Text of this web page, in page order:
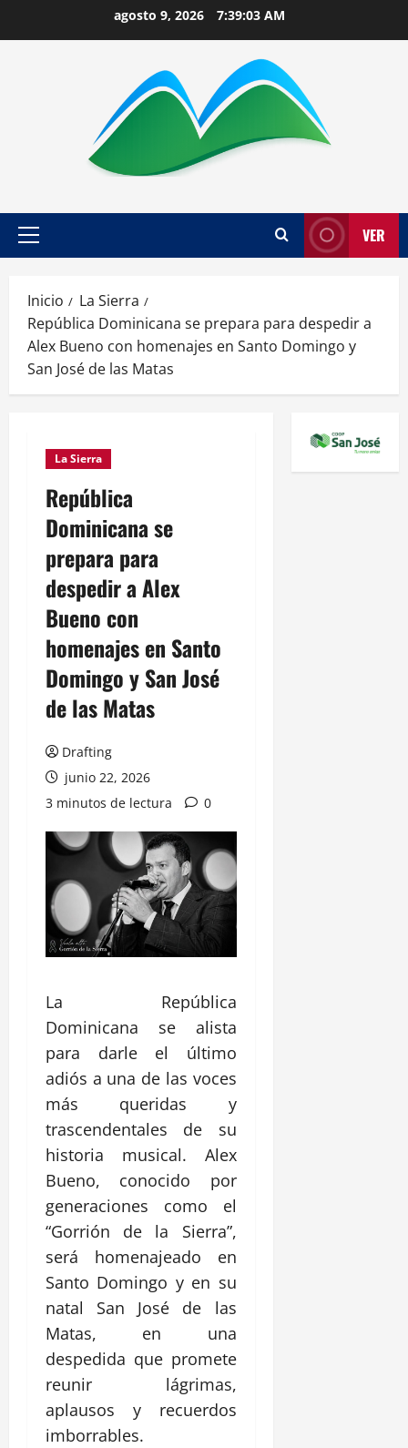
agosto 9, 2026 7:39:04 AM
Menú
VER
Inicio
La Sierra
República Dominicana se prepara para despedir a
Alex Bueno con homenajes en Santo Domingo y
San José de las Matas
La Sierra
República
Dominicana se
prepara para
despedir a Alex
Bueno con
homenajes en Santo
Domingo y San José
de las Matas
Drafting
junio 22, 2026
3 minutos de lectura
0
La República
Dominicana se alista
para darle el último
adiós a una de las voces
más queridas y
trascendentales de su
historia musical. Alex
Bueno, conocido por
generaciones como el
“Gorrión de la Sierra”,
será homenajeado en
Santo Domingo y en su
natal San José de las
Matas, en una
despedida que promete
reunir lágrimas,
aplausos y recuerdos
imborrables.